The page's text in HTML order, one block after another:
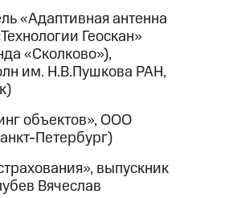
«Адаптивная антенна
Геоскан»
«Сколково»),
им. Н.В.Пушкова РАН,
объектов», ООО
Петербург)
выпускник
Вячеслав